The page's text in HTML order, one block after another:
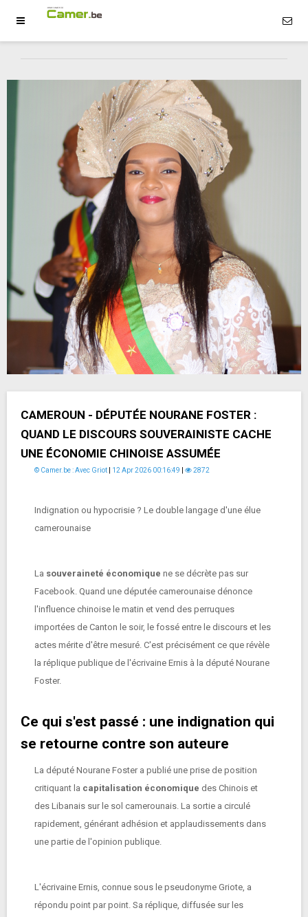
CAMEROUN - DÉPUTÉE NOURANE FOSTER :
QUAND LE DISCOURS SOUVERAINISTE CACHE
UNE ÉCONOMIE CHINOISE ASSUMÉE
© Camer.be : Avec Griot 12 Apr 2026 00:16:49 2872
Indignation ou hypocrisie ? Le double langage d'une élue
camerounaise
La souveraineté économique ne se décrète pas sur
Facebook. Quand une députée camerounaise dénonce
l'influence chinoise le matin et vend des perruques
importées de Canton le soir, le fossé entre le discours et les
actes mérite d'être mesuré. C'est précisément ce que révèle
la réplique publique de l'écrivaine Ernis à la député Nourane
Foster.
Ce qui s'est passé : une indignation qui
se retourne contre son auteure
La député Nourane Foster a publié une prise de position
critiquant la capitalisation économique des Chinois et
des Libanais sur le sol camerounais. La sortie a circulé
rapidement, générant adhésion et applaudissements dans
une partie de l'opinion publique.
L'écrivaine Ernis, connue sous le pseudonyme Griote, a
répondu point par point. Sa réplique, diffusée sur les